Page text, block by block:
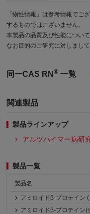
「物性情報」は参考情報でご
するものではございません。
本製品の品質及び性能につい
なお目的のご研究に対しまし
同一CAS RN® 一覧
関連製品
製品ラインアップ
アルツハイマー病研
製品一覧
製品名
アミロイドβ-プロテイン
アミロイドβ-プロテイン(